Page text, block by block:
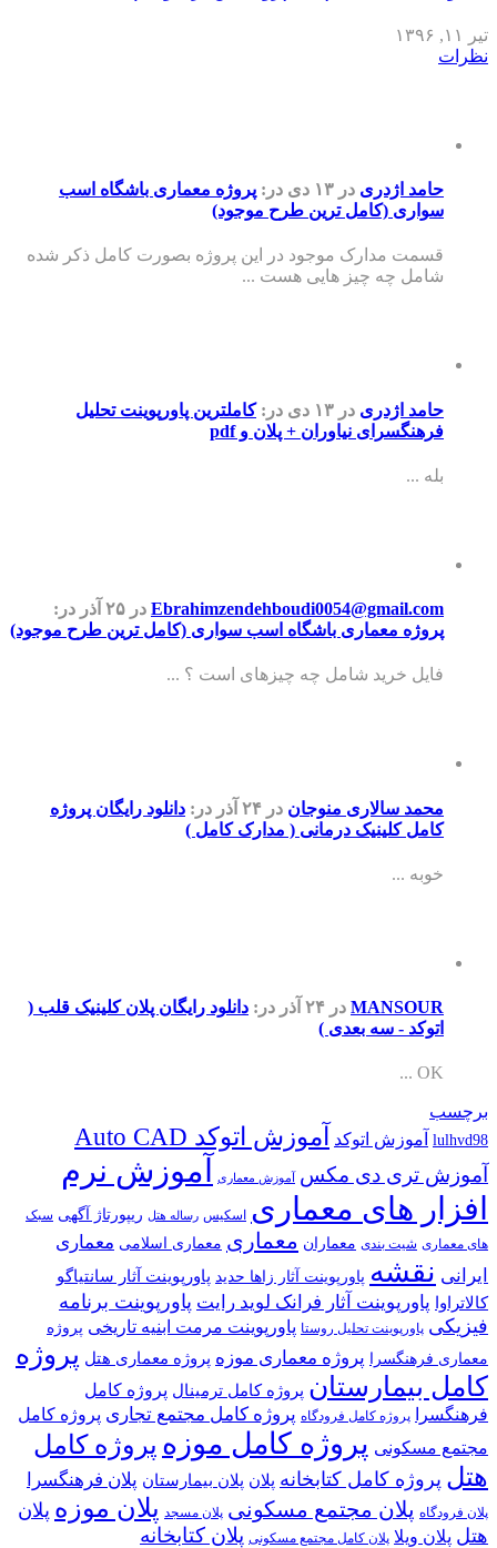
تیر ۱۱, ۱۳۹۶
نظرات
حامد اژدری در ۱۳ دی در: پروژه معماری باشگاه اسب
سواری (کامل ترین طرح موجود)
قسمت مدارک موجود در این پروژه بصورت کامل ذکر شده
شامل چه چیز هایی هست ...
حامد اژدری در ۱۳ دی در:کاملترین پاورپوینت تحلیل
فرهنگسرای نیاوران + پلان و pdf
بله ...
Ebrahimzendehboudi0054@gmail.com در ۲۵ آذر
در:
پروژه معماری باشگاه اسب سواری (کامل ترین طرح موجود)
فایل خرید شامل چه چیزهای است ؟ ...
محمد سالاری منوجان در ۲۴ آذر در: دانلود رایگان پروژه
کامل کلینیک درمانی ( مدارک کامل )
خوبه ...
MANSOUR در ۲۴ آذر در: دانلود رایگان پلان کلینیک قلب (
اتوکد - سه بعدی )
OK ...
برچسب
lulhvd98 آموزش اتوکد آموزش اتوکد Auto CAD
آموزش تری دی مکس آموزش معماری
آموزش نرم
افزار های معماری اسکیس رساله هتل ریپورتاژ آگهی سبک
های معماری شیت بندی معماران معماری معماری اسلامی معماری
ایرانی نقشه پاورپوینت آثار زاها حدید پاورپوینت آثار سانتیاگو
کالاتراوا پاورپوینت آثار فرانک لوید رایت پاورپوینت برنامه
فیزیکی پاورپوینت تحلیل روستا پاورپوینت مرمت ابنیه تاریخی پروژه
معماری فرهنگسرا پروژه معماری موزه پروژه معماری هتل پروژه
کامل بیمارستان پروژه کامل ترمینال پروژه کامل
فرهنگسرا
پروژه کامل فرودگاه پروژه کامل مجتمع تجاری پروژه کامل
مجتمع مسکونی پروژه کامل موزه پروژه کامل
هتل پروژه کامل کتابخانه پلان پلان بیمارستان پلان فرهنگسرا
پلان فرودگاه پلان مجتمع مسکونی پلان مسجد پلان موزه پلان
هتل پلان ویلا پلان کامل مجتمع مسکونی پلان کتابخانه